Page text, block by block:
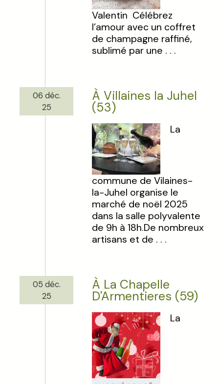
Valentin Célébrez
l’amour avec un coffret
de champagne raffiné,
sublimé par une . . .
06 déc.
25
À Villaines la Juhel
(53)
La
commune de Vilaines-
la-Juhel organise le
marché de noël 2025
dans la salle polyvalente
de 9h à 18h.De nombreux
artisans et de . . .
05 déc.
25
À La Chapelle
D'Armentieres (59)
La